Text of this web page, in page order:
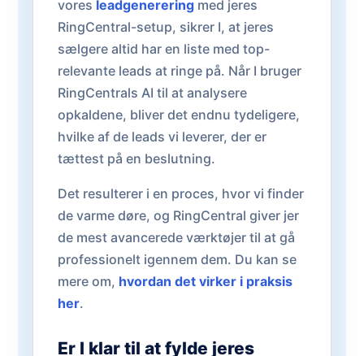
vores leadgenerering med jeres
RingCentral-setup, sikrer I, at jeres
sælgere altid har en liste med top-
relevante leads at ringe på. Når I bruger
RingCentrals AI til at analysere
opkaldene, bliver det endnu tydeligere,
hvilke af de leads vi leverer, der er
tættest på en beslutning.
Det resulterer i en proces, hvor vi finder
de varme døre, og RingCentral giver jer
de mest avancerede værktøjer til at gå
professionelt igennem dem. Du kan se
mere om, hvordan det virker i praksis
her.
Er I klar til at fylde jeres